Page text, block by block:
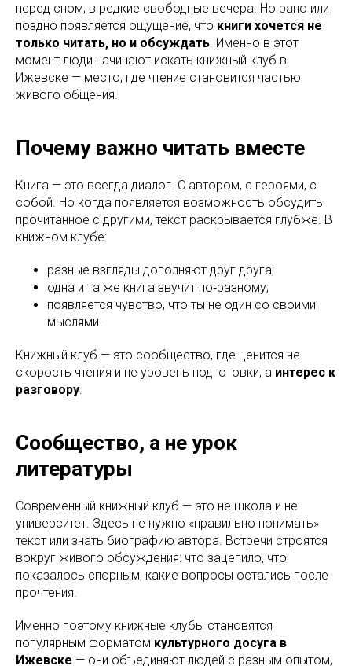
перед сном, в редкие свободные вечера. Но рано или
поздно появляется ощущение, что книги хочется не
только читать, но и обсуждать . Именно в этот
момент люди начинают искать книжный клуб в
Ижевске — место, где чтение становится частью
живого общения.
Почему важно читать вместе
Книга — это всегда диалог. С автором, с героями, с
собой. Но когда появляется возможность обсудить
прочитанное с другими, текст раскрывается глубже. В
книжном клубе:
разные взгляды дополняют друг друга;
одна и та же книга звучит по‑разному;
появляется чувство, что ты не один со своими
мыслями.
Книжный клуб — это сообщество, где ценится не
скорость чтения и не уровень подготовки, а интерес к
разговору
Сообщество, а не урок
литературы
Современный книжный клуб — это не школа и не
университет. Здесь не нужно «правильно понимать»
текст или знать биографию автора. Встречи строятся
вокруг живого обсуждения: что зацепило, что
показалось спорным, какие вопросы остались после
прочтения.
Именно поэтому книжные клубы становятся
популярным форматом культурного досуга в
Ижевске — они объединяют людей с разным опытом,